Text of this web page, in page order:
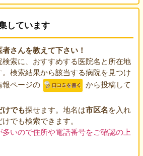
しています
さんを教えて下さい！
索に、おすすめする医院名と所在地
検索結果から該当する病院を見つけ
ページの
から投稿して
でも探せます。地名は市区名を入れ
けでも検索できます。
いので住所や電話番号をご確認の上